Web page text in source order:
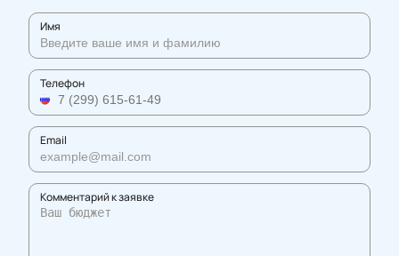
Имя
Телефон
Email
Комментарий к заявке